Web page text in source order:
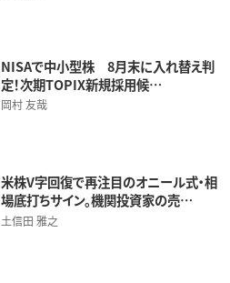
NISAで中小型株 8月末に入れ替え判
定！次期TOPIX新規採用候…
岡村 友哉
米株V字回復で再注目のオニール式・相
場底打ちサイン。機関投資家の売…
土信田 雅之